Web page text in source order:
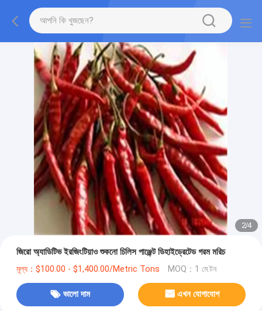
2/4
জিরো অ্যাডিটিভ ইরজিংটিয়াও শুকনো চিলিস পাঞ্জেন্ট ডিহাইড্রেটেড গরম মরিচ
মূল্য：$100.00 - $1,400.00/Metric Tons MOQ：1 মে.টন
ভালো দাম এখন যোগাযোগ